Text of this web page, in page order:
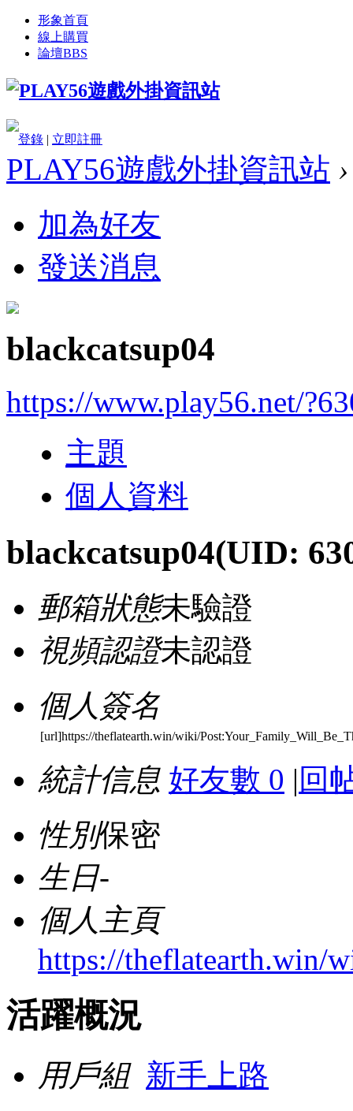
形象首頁
線上購買
論壇BBS
登錄 | 立即註冊
PLAY56遊戲外掛資訊站 ›
加為好友
發送消息
blackcatsup04
https://www.play56.net/
主題
個人資料
blackcatsup04(UID:
郵箱狀態未驗證
視頻認證未認證
個人簽名
[url]https://theflatearth.win/wiki/
統計信息 好友數 0 | 回
性別保密
生日-
個人主頁
https://theflatearth.win/
活躍概況
用戶組 新手上路